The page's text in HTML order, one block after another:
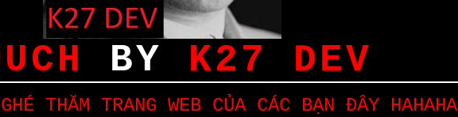
BY K27 DEV
THĂM TRANG WEB CỦA CÁC BẠN ĐÂY HAHAHA